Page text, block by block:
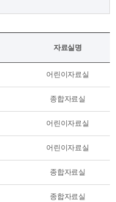
자료실명
어린이자료실
종합자료실
어린이자료실
어린이자료실
종합자료실
종합자료실